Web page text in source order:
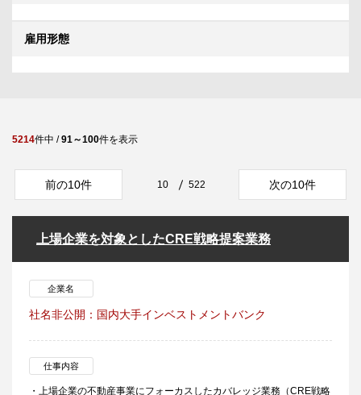
雇用形態
5214件中 /91～100件を表示
前の10件 10 522 次の10件
上場企業を対象としたCRE戦略提案業務
企業名
社名非公開：国内大手インベストメントバンク
仕事内容
・上場企業の不動産事業にフォーカスしたカバレッジ業務（CRE戦略